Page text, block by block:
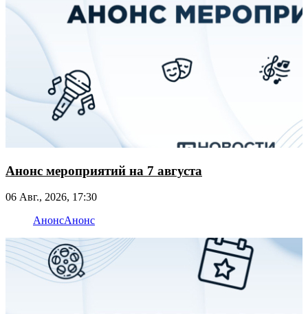
Анонс мероприятий на 7 августа
06 Авг., 2026, 17:30
АнонсАнонс